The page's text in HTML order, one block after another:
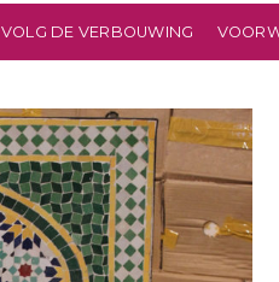
VOLG DE VERBOUWING